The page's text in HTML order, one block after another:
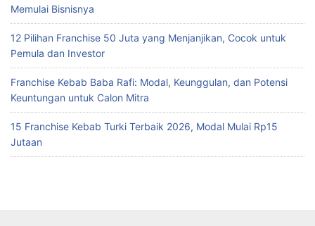
Memulai Bisnisnya
12 Pilihan Franchise 50 Juta yang Menjanjikan, Cocok untuk
Pemula dan Investor
Franchise Kebab Baba Rafi: Modal, Keunggulan, dan Potensi
Keuntungan untuk Calon Mitra
15 Franchise Kebab Turki Terbaik 2026, Modal Mulai Rp15
Jutaan